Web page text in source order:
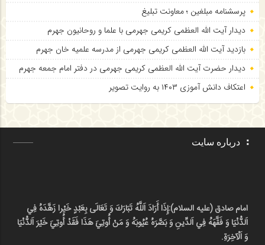
پرسشنامه مبلغین ؛ معاونت تبلیغ
دیدار آیت الله العظمی کریمی جهرمی با علما و روحانیون جهرم
بازدید آیت الله العظمی کریمی جهرمی از مدرسه علمیه خان جهرم
دیدار حضرت آیت الله العظمی کریمی جهرمی در دفتر امام جمعه جهرم
اعتکاف دانش آموزی ۱۴۰۳ به روایت تصویر
درباره سایت
امام صادق (علیه السلام):إِذَا أَرَادَ اَللَّهُ تَبَارَكَ وَ تَعَالَى بِعَبْدٍ خَيْرا زَهَّدَهُ فِي
اَلدُّنْيَا وَ فَقَّهَهُ فِي اَلدِّينِ وَ بَصَّرَهُ عُيُوبَهُ وَ مَنْ أُوتِيَ هَذَا فَقَدْ أُوتِيَ خَيْرَ اَلدُّنْيَا
وَ اَلْآخِرَةِ.